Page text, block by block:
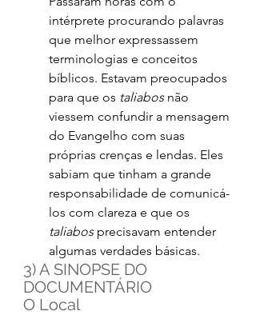
intérprete procurando palavras
que melhor expressassem
terminologias e conceitos
bíblicos. Estavam preocupados
para que os taliabos não
viessem confundir a mensagem
do Evangelho com suas
próprias crenças e lendas. Eles
sabiam que tinham a grande
responsabilidade de comunicá-
los com clareza e que os
taliabos precisavam entender
algumas verdades básicas.
3) A SINOPSE DO
DOCUMENTÁRIO
O Local